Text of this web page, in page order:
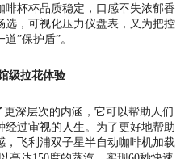
啡杯杯品质稳定，口感不失浓郁香
选，可视化压力仪盘表，又为把控
”保护盾”。
级拉花体验
深层次的内涵，它可以帮助人们
经过审视的人生。为了更好地帮助
，飞利浦双子星半自动咖啡机加载